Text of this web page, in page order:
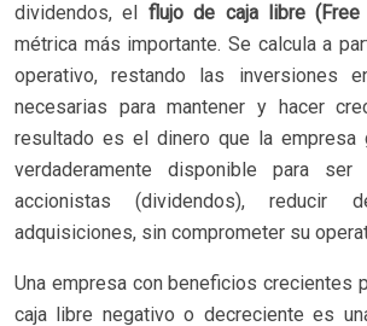
dividendos, el flujo de caja libre (Free
métrica más importante. Se calcula a
operativo, restando las inversiones
necesarias para mantener y hacer
resultado es el dinero que la empresa
verdaderamente disponible para
accionistas (dividendos), reducir
adquisiciones, sin comprometer su
Una empresa con beneficios crecientes
caja libre negativo o decreciente es